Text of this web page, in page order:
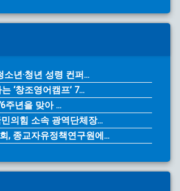
년·청년 성령 컨퍼...
‘창조영어캠프’ 7...
주년을 맞아 ...
의힘 소속 광역단체장...
, 종교자유정책연구원에...